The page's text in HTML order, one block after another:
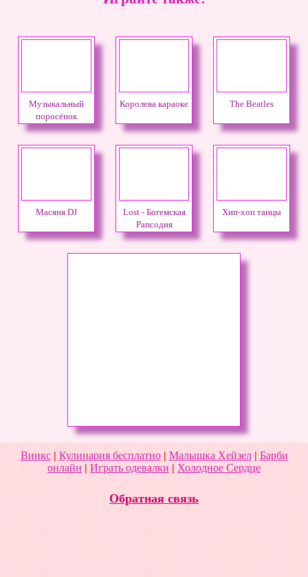
Музыкальный
поросёнок
Королева караоке The Beatles
Масяня DJ
Lost - Богемская
Рапсодия
Хип-хоп танцы
Винкс| Кулинария бесплатно| Малышка Хейзел| Барби
онлайн | Играть одевалки | Холодное Сердце
Обратная связь